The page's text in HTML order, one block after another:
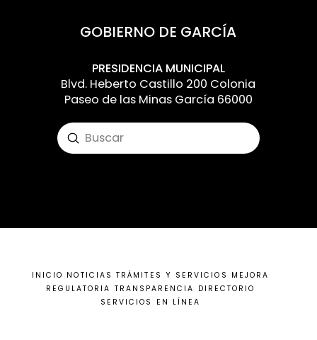
GOBIERNO DE GARCÍA
PRESIDENCIA MUNICIPAL
Blvd. Heberto Castillo 200 Colonia
Paseo de las Minas García 66000
Search
Submit
INICIO NOTICIAS TRÁMITES Y SERVICIOS MEJORA
REGULATORIA TRANSPARENCIA DIRECTORIO
SERVICIOS EN LÍNEA